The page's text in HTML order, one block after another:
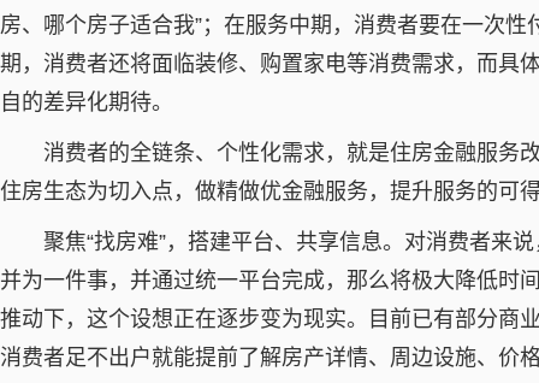
房、哪个房子适合我”；在服务中期，消费者要在一次
期，消费者还将面临装修、购置家电等消费需求，而具
自的差异化期待。
消费者的全链条、个性化需求，就是住房金融服务
住房生态为切入点，做精做优金融服务，提升服务的可
聚焦“找房难”，搭建平台、共享信息。对消费者来
并为一件事，并通过统一平台完成，那么将极大降低时
推动下，这个设想正在逐步变为现实。目前已有部分商
消费者足不出户就能提前了解房产详情、周边设施、价